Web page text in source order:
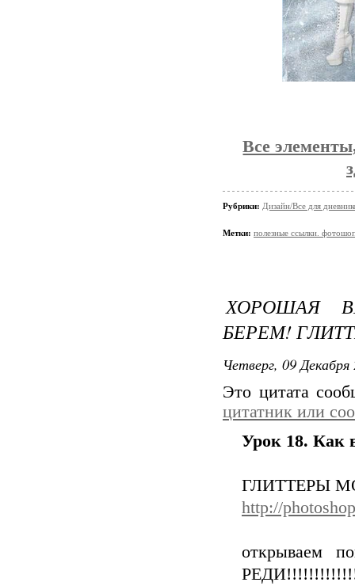
Все
Рубрики: Дизайн/Все для
Метки: полезные ссылки.
ХОРОШАЯ
БЕРЕМ!
Четверг, 09
Это цитата
цитатник или
Урок 18. Как
ГЛИТТЕРЫ
http://
открываем